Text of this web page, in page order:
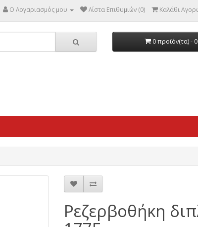
Ο Λογαριασμός μου Λίστα Επιθυμιών (0) Καλάθι
0 προϊόν(τα) -
Ρεζερβοθήκη